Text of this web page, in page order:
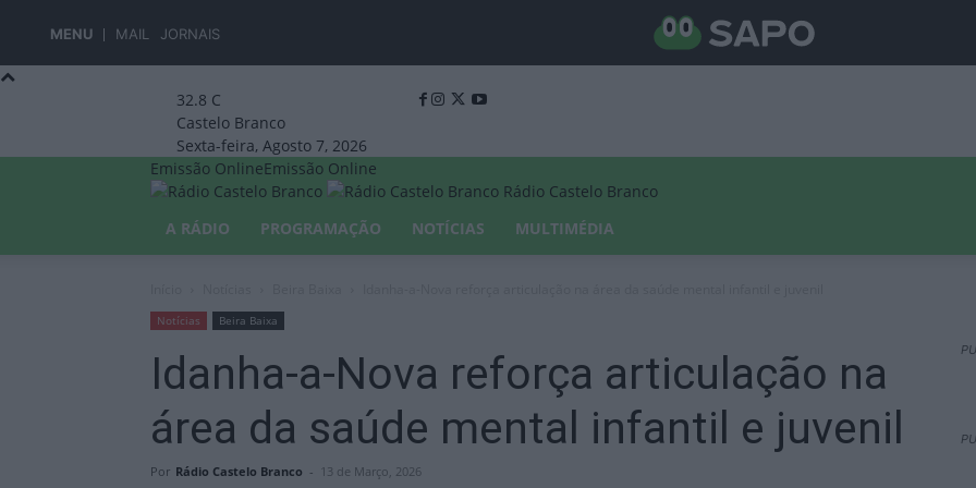
MENU MAIL JORNAIS
32.8 C
Castelo Branco
Sexta-feira, Agosto 7, 2026
Emissão OnlineEmissão Online
Rádio Castelo Branco
A RÁDIO
PROGRAMAÇÃO NOTÍCIAS MULTIMÉDIA
Notícias Beira Baixa
Idanha-a-Nova reforça articulação na
área da saúde mental infantil e juvenil
Por Rádio Castelo Branco - 13 de Março, 2026